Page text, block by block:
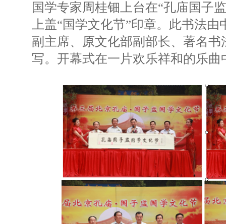
国学专家周桂钿上台在“孔庙国子
上盖“国学文化节”印章。此书法
副主席、原文化部副部长、著名
写。开幕式在一片欢乐祥和的乐曲